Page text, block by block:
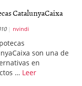
CatalunyaCaixa
nvindi
son una de
en
… Leer